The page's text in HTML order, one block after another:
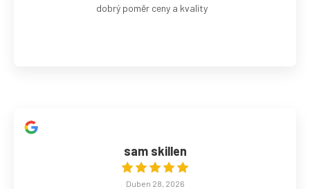
dobrý poměr ceny a kvality
sam skillen
Duben 28, 2026